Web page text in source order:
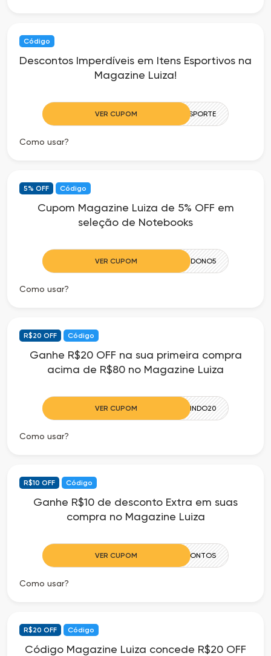
Todas
Código
Descontos Imperdíveis em Itens Esportivos na
Magazine Luiza!
VER CUPOM ESPORTE
Como usar?
5% OFF Código
Cupom Magazine Luiza de 5% OFF em
seleção de Notebooks
VER CUPOM DONO5
Como usar?
R$20 OFF Código
Ganhe R$20 OFF na sua primeira compra
acima de R$80 no Magazine Luiza
VER CUPOM BEMVINDO20
Como usar?
R$10 OFF Código
Ganhe R$10 de desconto Extra em suas
compra no Magazine Luiza
VER CUPOM 10CIADOSDESCONTOS
Como usar?
R$20 OFF Código
Código Magazine Luiza concede R$20 OFF